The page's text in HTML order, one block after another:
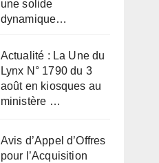
une solide
dynamique…
Actualité : La Une du
Lynx N° 1790 du 3
août en kiosques au
ministère …
Avis d’Appel d’Offres
pour l’Acquisition